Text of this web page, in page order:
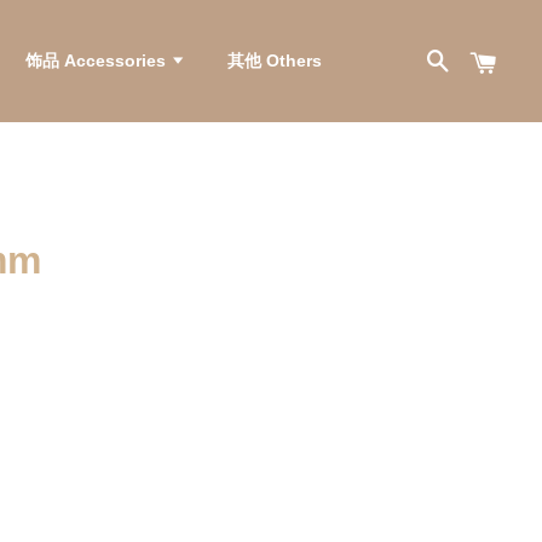
饰品 Accessories 其他 Others